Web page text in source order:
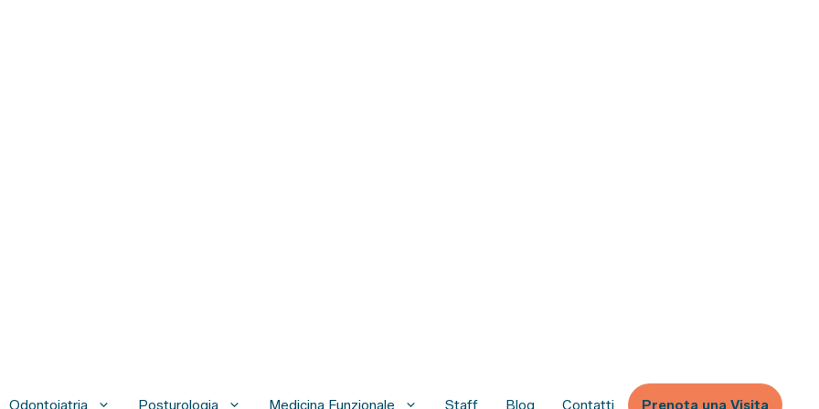
Odontoiatria Posturologia Medicina Funzionale Staff Blog Contatti Prenota una Visita